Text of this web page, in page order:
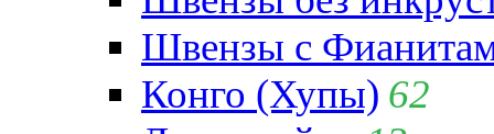
Швензы с
Конго (Хупы) 62